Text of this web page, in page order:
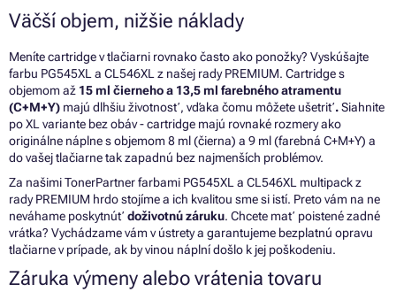
Väčší objem, nižšie náklady
Meníte cartridge v tlačiarni rovnako často ako ponožky? Vyskúšajte
farbu PG545XL a CL546XL z našej rady PREMIUM. Cartridge s
objemom až 15 ml čierneho a 13,5 ml farebného atramentu
(C+M+Y) majú dlhšiu životnosť, vďaka čomu môžete ušetriť.Siahnite
po XL variante bez obáv - cartridge majú rovnaké rozmeryako
originálne náplne s objemom 8 ml (čierna) a 9 ml (farebná C+M+Y) a
do vašej tlačiarne tak zapadnú bez najmenších problémov.
Za našimi TonerPartner farbami PG545XL a CL546XL multipack z
rady PREMIUM hrdo stojíme a ich kvalitou sme si istí. Preto vám na ne
neváhame poskytnúť doživotnú záruku. Chcete mať poistené zadné
vrátka? Vychádzame vám v ústrety a garantujeme bezplatnú opravu
tlačiarne v prípade, ak by vinou náplní došlo k jej poškodeniu.
Záruka výmeny alebo vrátenia tovaru